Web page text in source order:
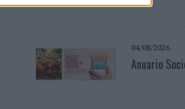
04/08/2026
Anuario